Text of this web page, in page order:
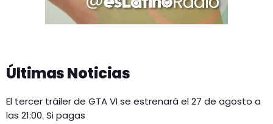
Últimas Noticias
El tercer tráiler de GTA VI se estrenará el 27 de agosto a
las 21:00. Si pagas